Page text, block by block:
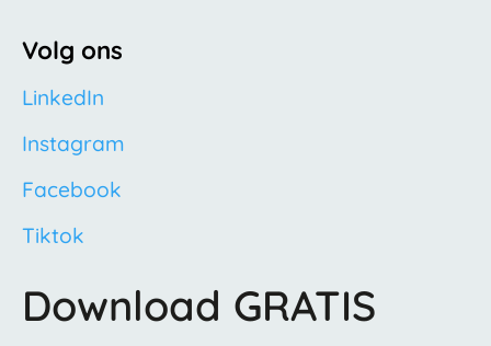
Volg ons
LinkedIn
Instagram
Facebook
Tiktok
Download GRATIS